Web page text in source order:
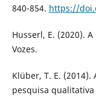
840-854. https://
Husserl, E. (2020).
Vozes.
Klüber, T. E.
pesquisa